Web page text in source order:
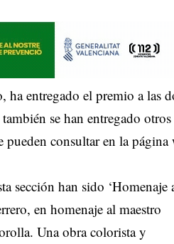
entregado el premio a las
se han entregado otros
consultar en la página
sección han sido ‘Homenaje
en homenaje al maestro
Una obra colorista y